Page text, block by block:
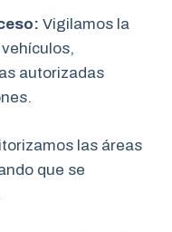
Vigilamos la
autorizadas
las áreas
que se